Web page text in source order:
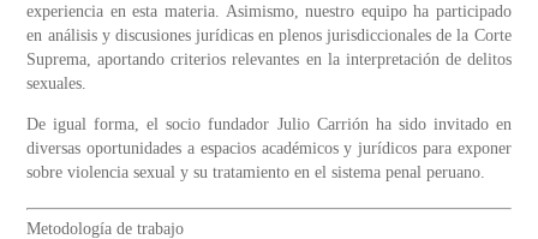
experiencia en esta materia. Asimismo, nuestro equipo ha participado
en análisis y discusiones jurídicas enplenos jurisdiccionales de la Corte
Suprema , aportando criterios relevantes en la interpretación de delitos
sexuales.
De igual forma, el socio fundador Julio Carrión ha sido invitado en
diversas oportunidades a espacios académicos y jurídicos para exponer
sobre violencia sexual y su tratamiento en el sistema penal peruano.
Metodología de trabajo